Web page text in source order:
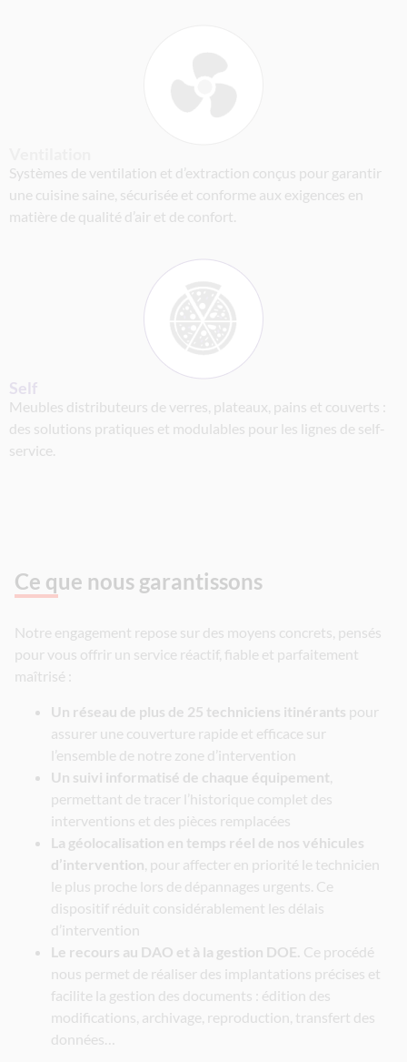
Systèmes de ventilation et d’extraction conçus pour garantir
une cuisine saine, sécurisée et conforme aux exigences en
matière de qualité d’air et de confort.
Self
Meubles distributeurs de verres, plateaux, pains et couverts :
des solutions pratiques et modulables pour les lignes de self-
service.
Ce que nous garantissons
Notre engagement repose sur des moyens concrets, pensés
pour vous offrir un service réactif, fiable et parfaitement
maîtrisé :
Un réseau de plus de 25 techniciens itinérants pour
assurer une couverture rapide et efficace sur
l’ensemble de notre zone d’intervention
Un suivi informatisé de chaque équipement
permettant de tracer l’historique complet des
interventions et des pièces remplacées
La géolocalisation en temps réel de nos véhicules
d’intervention , pour affecter en priorité le technicien
le plus proche lors de dépannages urgents. Ce
dispositif réduit considérablement les délais
d’intervention
Le recours au DAO et à la gestion DOE. Ce procédé
nous permet de réaliser des implantations précises et
facilite la gestion des documents : édition des
modifications, archivage, reproduction, transfert des
données…